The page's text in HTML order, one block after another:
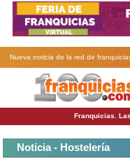
Nueva noticia de la red de
restaurante en el
Franquicias.
Noticia - Hostelería